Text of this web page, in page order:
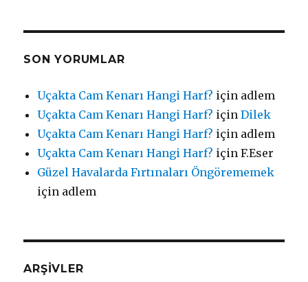
SON YORUMLAR
Uçakta Cam Kenarı Hangi Harf? için adlem
Uçakta Cam Kenarı Hangi Harf? içinDilek
Uçakta Cam Kenarı Hangi Harf? için adlem
Uçakta Cam Kenarı Hangi Harf? içinF.Eser
Güzel Havalarda Fırtınaları Öngörememek
için adlem
ARŞIVLER